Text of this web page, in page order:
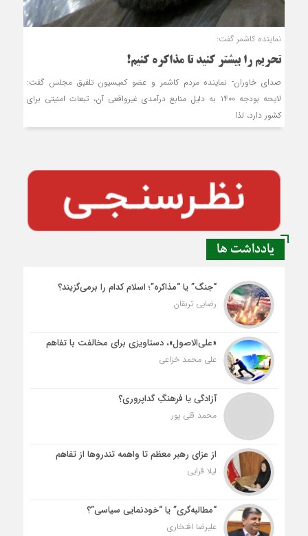
نماینده کاشمر گفت:
تحریم را بیشتر کنید تا مذاکره کنیم!
صدای خاوران- نماینده مردم کاشمر و عضو کمیسیون تلفیق مجلس گفت:
لایحه بودجه ۱۴۰۰ به دلیل منابع درآمدی غیرواقعی آن، تبعات امنیتی برای
کشور دارد، لذا
یادداشت ها
“جنگ” یا “مذاکره”؛ اسلام کدام را برمی‌گزیند؟
رضایی تربقان
«علی‌الاصول»، دستاویزی برای مخالفت با تفاهم
علی محمد خزاعی
آزادگی یا فرهنگِ گداپروری؟
محمد قلی پور
از عزای رهبر معظم تا واهمه تندروها از تفاهم
لیلا قرایی
“مطالبه‌گری” یا “خودنمایی سیاسی”؟
علیرضا افتخاری